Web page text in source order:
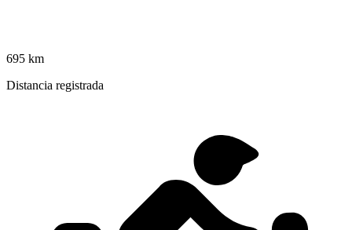
695 km
Distancia registrada